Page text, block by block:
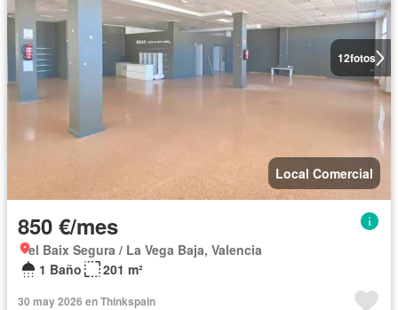
12fotos
Local Comercial
850 €/mes
el Baix Segura / La Vega Baja, Valencia
1 Baño
201 m²
30 may 2026 en Thinkspain